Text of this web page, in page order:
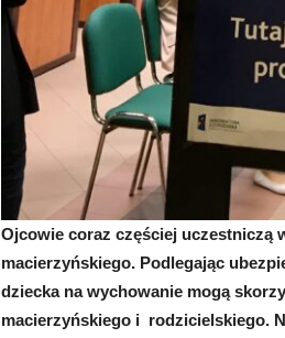
Ojcowie coraz częściej uczestniczą
macierzyńskiego. Podlegając
dziecka na wychowanie mogą
macierzyńskiego i rodzicielskiego.